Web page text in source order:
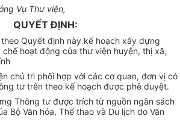
Vụ Thư viện,
QUYẾT ĐỊNH:
Quyết định này kế hoạch xây dựng
hoạt động của thư viện huyện, thị xã,
chủ trì phối hợp với các cơ quan, đơn vị có
tư trên theo kế hoạch được phê duyệt.
Thông tư được trích từ nguồn ngân sách
Bộ Văn hóa, Thể thao và Du lịch do Văn